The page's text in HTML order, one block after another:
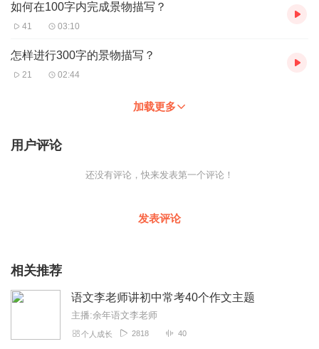
如何在100字内完成景物描写？
41 03:10
怎样进行300字的景物描写？
21 02:44
加载更多
用户评论
还没有评论，快来发表第一个评论！
发表评论
相关推荐
语文李老师讲初中常考40个作文主题
主播:余年语文李老师
个人成长 2818 40